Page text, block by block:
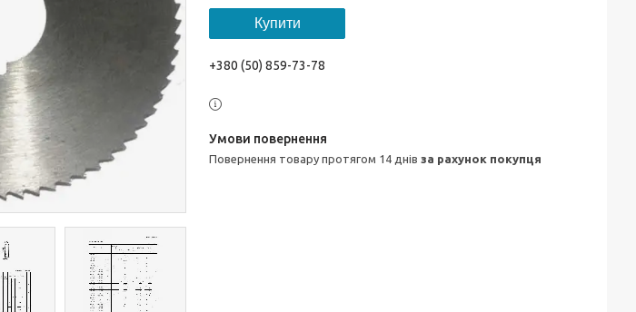
Купити
+380 (50) 859-73-78
повернення товару протягом 14 днів за рахунок покупця